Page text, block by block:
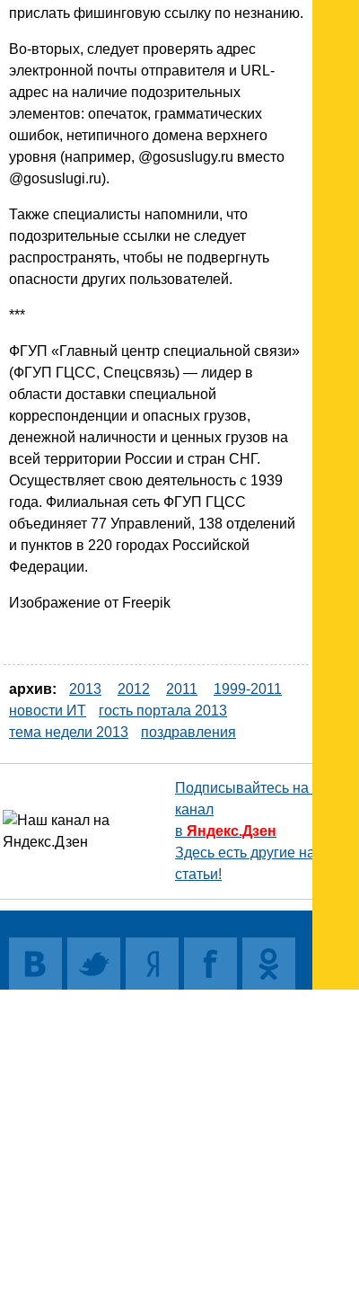
прислать фишинговую ссылку по незнанию.
Во-вторых, следует проверять адрес
электронной почты отправителя и URL-
адрес на наличие подозрительных
элементов: опечаток, грамматических
ошибок, нетипичного домена верхнего
уровня (например, @gosuslugy.ru вместо
@gosuslugi.ru).
Также специалисты напомнили, что
подозрительные ссылки не следует
распространять, чтобы не подвергнуть
опасности других пользователей.
***
ФГУП «Главный центр специальной связи»
(ФГУП ГЦСС, Спецсвязь) — лидер в
области доставки специальной
корреспонденции и опасных грузов,
денежной наличности и ценных грузов на
всей территории России и стран СНГ.
Осуществляет свою деятельность с 1939
года. Филиальная сеть ФГУП ГЦСС
объединяет 77 Управлений, 138 отделений
и пунктов в 220 городах Российской
Федерации.
Изображение от Freepik
архив: 2013 2012 2011
1999-2011
новости ИТ
гость портала 2013
тема недели 2013
поздравления
Подписывайтесь на наш
канал
в Яндекс.Дзен
Здесь есть другие наши
статьи!